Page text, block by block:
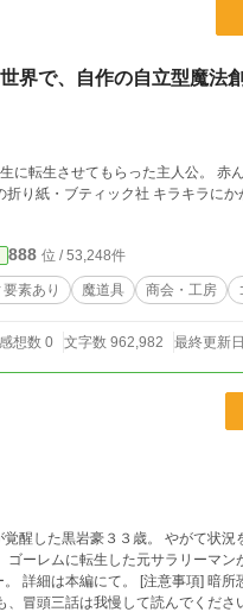
界で、自作の自立型魔法
に転生させてもらった主人公。 赤
お話です。 参考図書 復刻版鶴の折り紙・ブティック
888 位 / 53,248件
素あり 魔道具 商会・工房
感想数 0 文字数 962,982 最終更新
醒した黒岩豪３３歳。 やがて状況
ーレムに転生した元サラリーマン
冒頭
冒頭三話は我慢して読んでくださ